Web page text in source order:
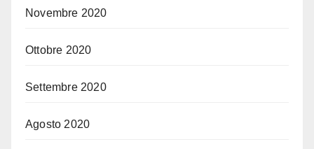
Novembre 2020
Ottobre 2020
Settembre 2020
Agosto 2020